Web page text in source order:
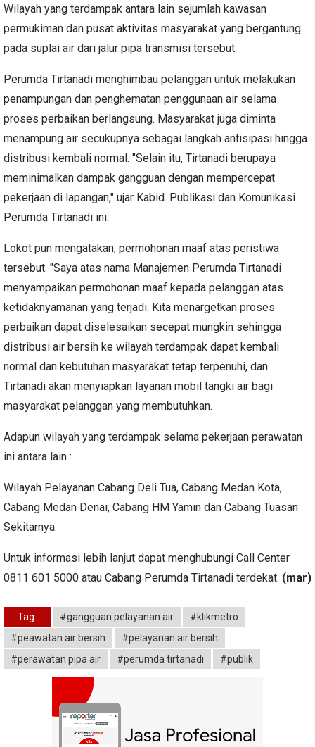
Wilayah yang terdampak antara lain sejumlah kawasan
permukiman dan pusat aktivitas masyarakat yang bergantung
pada suplai air dari jalur pipa transmisi tersebut.
Perumda Tirtanadi menghimbau pelanggan untuk melakukan
penampungan dan penghematan penggunaan air selama
proses perbaikan berlangsung. Masyarakat juga diminta
menampung air secukupnya sebagai langkah antisipasi hingga
distribusi kembali normal. "Selain itu, Tirtanadi berupaya
meminimalkan dampak gangguan dengan mempercepat
pekerjaan di lapangan," ujar Kabid. Publikasi dan Komunikasi
Perumda Tirtanadi ini.
Lokot pun mengatakan, permohonan maaf atas peristiwa
tersebut. "Saya atas nama Manajemen Perumda Tirtanadi
menyampaikan permohonan maaf kepada pelanggan atas
ketidaknyamanan yang terjadi. Kita menargetkan proses
perbaikan dapat diselesaikan secepat mungkin sehingga
distribusi air bersih ke wilayah terdampak dapat kembali
normal dan kebutuhan masyarakat tetap terpenuhi, dan
Tirtanadi akan menyiapkan layanan mobil tangki air bagi
masyarakat pelanggan yang membutuhkan.
Adapun wilayah yang terdampak selama pekerjaan perawatan
ini antara lain :
Wilayah Pelayanan Cabang Deli Tua, Cabang Medan Kota,
Cabang Medan Denai, Cabang HM Yamin dan Cabang Tuasan
Sekitarnya.
Untuk informasi lebih lanjut dapat menghubungi Call Center
0811 601 5000 atau Cabang Perumda Tirtanadi terdekat. (mar)
Tag: #gangguan pelayanan air
#klikmetro
#peawatan air bersih
#pelayanan air bersih
#perawatan pipa air
#perumda tirtanadi #publik